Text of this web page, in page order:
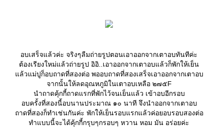
อบเสร็จแล้วค่ะ จริงๆลืมถ่ายรูปตอนเอาออกจากเตาอบทันทีค่ะ
ต้องเรียงใหม่แล้วถ่ายรูป อิอิ..เอาออกจากเตาอบแล้วก็พักให้เย็น
ล้วแม่ปูก็อบถาดที่สองต่อ พออบถาดที่สองเสร็จเอาออกจากเตาอบ
จากนั้นให้ลดอุณหภูมิในเตาอบเหลือ ๒๗๕F
นำถาดคุ้กกี้ถาดแรกที่พักไว้จนเย็นแล้ว เข้าอบอีกรอบ
อบครั้งที่สองนี้อบนานประมาณ ๑๐ นาที จึงนำออกจากเตาอบ
ถาดที่สองก็ทำเช่นกันค่ะ พักให้เย็นรอบแรกแล้วค่อยอบรอบสองต่อ
ทำแบบนี้จะได้คุ้กกี้กรุบๆกรอบๆ หวาน หอม มัน อร่อยค่ะ